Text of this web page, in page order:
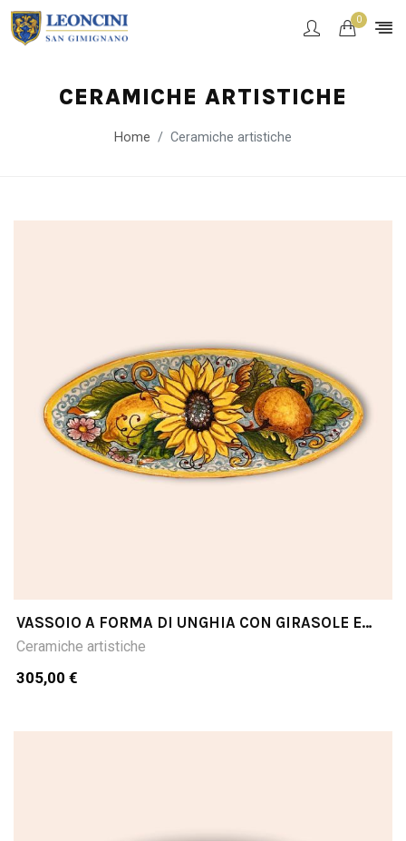
0
CERAMICHE ARTISTICHE
Home Ceramiche artistiche
VASSOIO A FORMA DI UNGHIA CON GIRASOLE E
LIMONI CM33X14
Ceramiche artistiche
305,00 €